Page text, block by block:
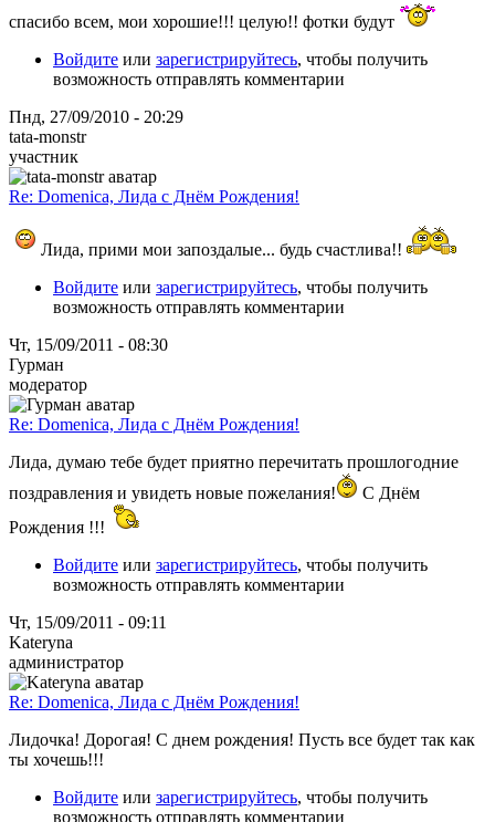
спасибо всем, мои хорошие!!! целую!! фотки будут
Войдите или зарегистрируйтесь, чтобы получить
возможность отправлять комментарии
Пнд, 27/09/2010 - 20:29
tata-monstr
участник
Re: Domenica, Лида с Днём Рождения!
Лида, прими мои запоздалые... будь счастлива!!
Войдите или зарегистрируйтесь, чтобы получить
возможность отправлять комментарии
Чт, 15/09/2011 - 08:30
Гурман
модератор
Re: Domenica, Лида с Днём Рождения!
Лида, думаю тебе будет приятно перечитать прошлогодние
поздравления и увидеть новые пожелания!
С Днём
Рождения !!!
Войдите или зарегистрируйтесь, чтобы получить
возможность отправлять комментарии
Чт, 15/09/2011 - 09:11
Kateryna
администратор
Re: Domenica, Лида с Днём Рождения!
Лидочка! Дорогая! С днем рождения! Пусть все будет так как
ты хочешь!!!
Войдите или зарегистрируйтесь, чтобы получить
возможность отправлять комментарии